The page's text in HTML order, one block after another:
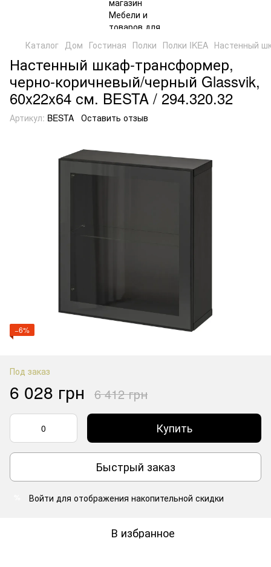
Каталог Дом Гостиная Полки Полки IKEA Настенный
Настенный шкаф-трансформер,
черно-коричневый/черный Glassvik,
60x22x64 см. BESTA / 294.320.32
Артикул: BESTA Оставить отзыв
−6%
Под заказ
6 028 грн 6 412 грн
Купить
Быстрый заказ
Войти для отображения накопительной скидки
В избранное